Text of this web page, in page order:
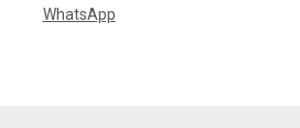
WhatsApp